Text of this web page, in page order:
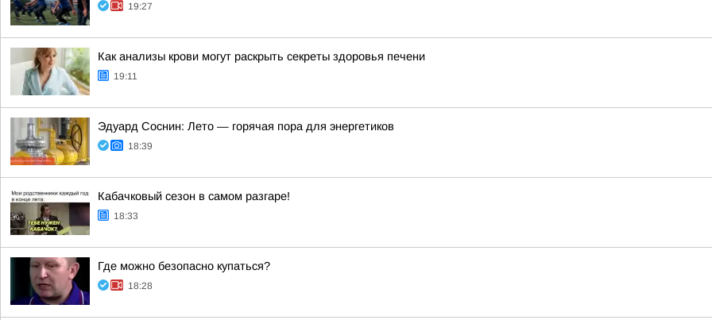
19:27
Как анализы крови могут раскрыть секреты здоровья печени
19:11
Эдуард Соснин: Лето — горячая пора для энергетиков
18:39
Кабачковый сезон в самом разгаре!
18:33
Где можно безопасно купаться?
18:28